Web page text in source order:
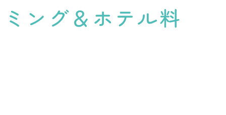
ング＆ホテル料